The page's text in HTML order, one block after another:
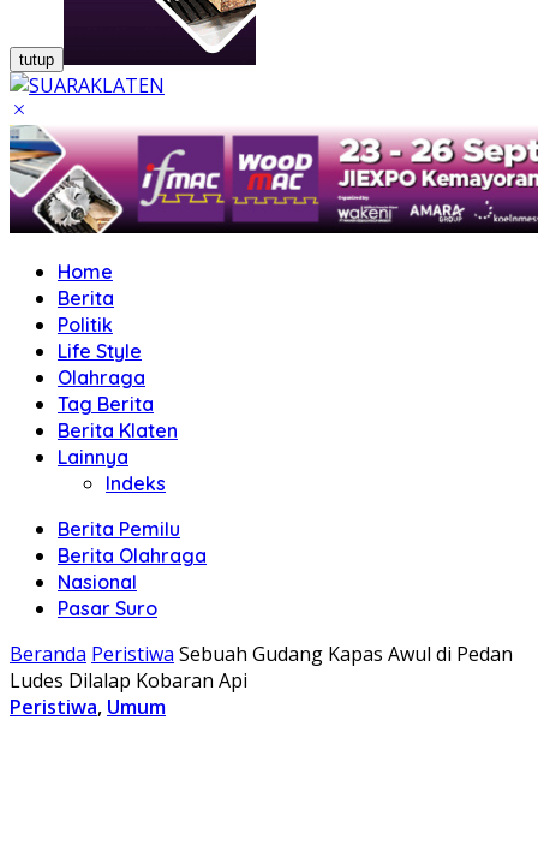
tutup
Home
Berita
Politik
Life Style
Olahraga
Tag Berita
Berita Klaten
Lainnya
Indeks
Berita Pemilu
Berita Olahraga
Nasional
Pasar Suro
Beranda Peristiwa Sebuah Gudang Kapas Awul di Pedan
Ludes Dilalap Kobaran Api
Peristiwa, Umum